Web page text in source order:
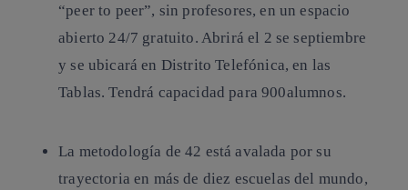
“peer to peer”, sin profesores, en un espacio
abierto 24/7 gratuito. Abrirá el 2 se septiembre
y se ubicará en Distrito Telefónica, en las
Tablas. Tendrá capacidad para 900alumnos.
La metodología de 42 está avalada por su
trayectoria en más de diez escuelas del mundo,